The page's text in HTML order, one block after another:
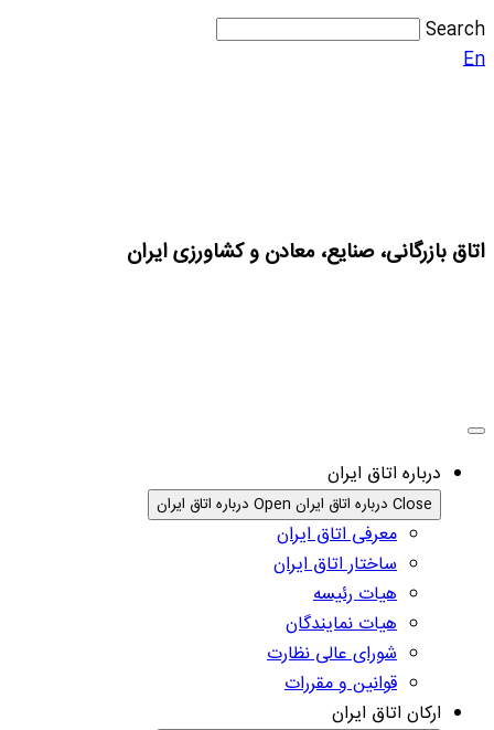
Search
En
اتاق بازرگانی، صنایع، معادن و کشاورزی ایران
درباره اتاق ایران
Close درباره اتاق ایران Open درباره اتاق ایران
معرفی اتاق ایران
ساختار اتاق ایران
هیات رئیسه
هیات نمایندگان
شورای عالی نظارت
قوانین و مقررات
ارکان اتاق ایران